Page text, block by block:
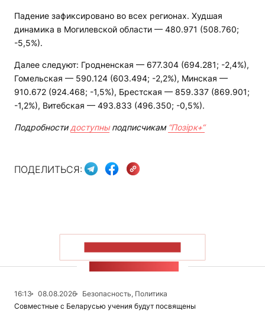
Падение зафиксировано во всех регионах. Худшая
динамика в Могилевской области — 480.971 (508.760;
-5,5%).
Далее следуют: Гродненская — 677.304 (694.281; -2,4%),
Гомельская — 590.124 (603.494; -2,2%), Минская —
910.672 (924.468; -1,5%), Брестская — 859.337 (869.901;
-1,2%), Витебская — 493.833 (496.350; -0,5%).
Подробности доступныподписчикам “Позірк+“
ПОДЕЛИТЬСЯ:
16:13 08.08.2026
Безопасность, Политика
Совместные с Беларусью учения будут посвящены